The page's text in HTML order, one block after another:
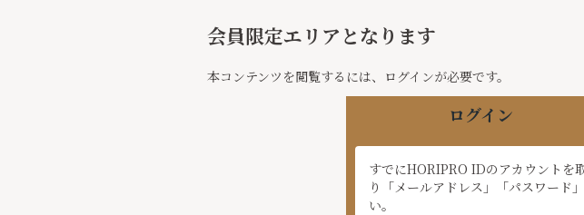
会員限定エリアとなります
本コンテンツを閲覧するには、ログインが必要です。
ログイン
すでにHORIPRO IDのアカウントを
り「メールアドレス」「パスワード
い。